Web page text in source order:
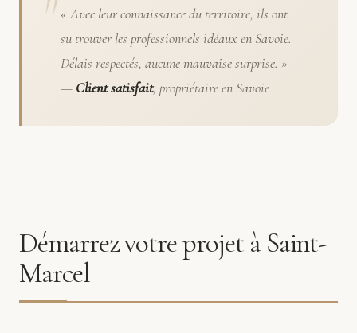
« Avec leur connaissance du territoire, ils ont
su trouver les professionnels idéaux en Savoie.
Délais respectés, aucune mauvaise surprise. »
— Client satisfait, propriétaire en Savoie
Démarrez votre projet à Saint-
Marcel